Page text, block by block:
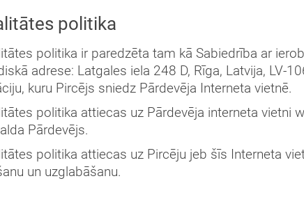
politika
politika ir paredzēta tam kā Sabiedrība ar
adrese: Latgales iela 248 D, Rīga, Latvija, LV-
kuru Pircējs sniedz Pārdevēja Interneta vietnē.
politika attiecas uz Pārdevēja interneta vietni
Pārdevējs.
politika attiecas uz Pircēju jeb šīs Interneta
un uzglabāšanu.